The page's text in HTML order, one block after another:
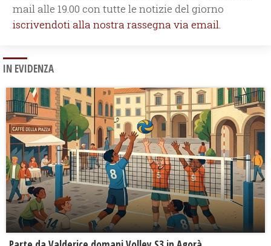
mail alle 19.00 con tutte le notizie del giorno
iscrivendoti alla nostra rassegna via email.
IN EVIDENZA